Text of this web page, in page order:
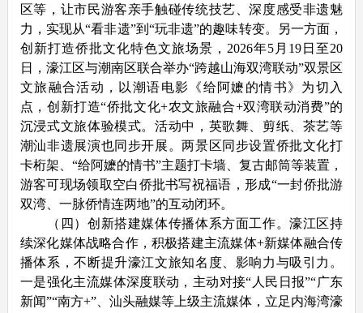
区等，让市民游客亲手触碰传统技艺、深度感受非遗魅
力，实现从“看非遗”到“玩非遗”的趣味转变。另一方面，
创新打造侨批文化特色文旅场景，2026年5月19日至20
日，濠江区与潮南区联合举办“跨越山海双湾联动”双景区
文旅融合活动，以潮语电影《给阿嬷的情书》为切入
点，创新打造“侨批文化+农文旅融合+双湾联动消费”的
沉浸式文旅体验模式。活动中，英歌舞、剪纸、茶艺等
潮汕非遗展演也同步开展。两景区同步设置侨批文化打
卡桁架、“给阿嬷的情书”主题打卡墙、复古邮筒等装置，
游客可现场领取空白侨批书写祝福语，形成“一封侨批游
双湾、一脉侨情连两地”的互动闭环。
（四）创新搭建媒体传播体系方面工作。濠江区持
续深化媒体战略合作，积极搭建主流媒体+新媒体融合传
播体系，不断提升濠江文旅知名度、影响力与吸引力。
一是强化主流媒体深度联动，主动对接“人民日报”“广东
新闻”“南方+”、汕头融媒等上级主流媒体，立足内海湾濠